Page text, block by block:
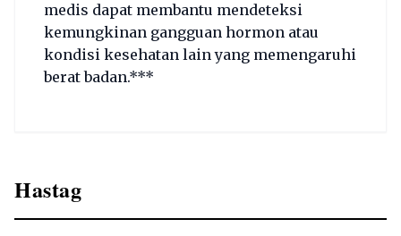
medis dapat membantu mendeteksi
kemungkinan gangguan hormon atau
kondisi kesehatan lain yang memengaruhi
berat badan.***
Hastag